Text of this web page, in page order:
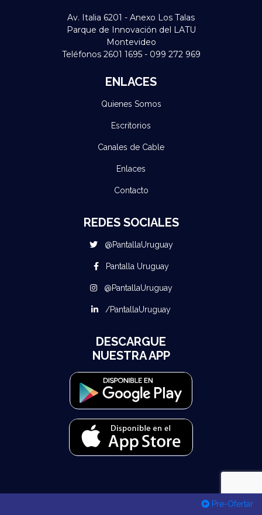
Pre-Ofertar
Av. Italia 6201 - Anexo Los Talas
Parque de Innovación del LATU
Montevideo
Teléfonos 2601 1695 - 099 272 969
ENLACES
Quienes Somos
Escritorios
Canales de Cable
Enlaces
Contacto
REDES SOCIALES
@PantallaUruguay
Pantalla Uruguay
@PantallaUruguay
/PantallaUruguay
DESCARGUE
NUESTRA APP
© 2026 Todos los derechos reservados Pantalla Uruguay - Desarrollado por